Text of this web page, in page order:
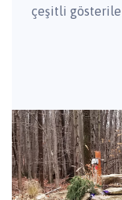
çeşitli gösteriler